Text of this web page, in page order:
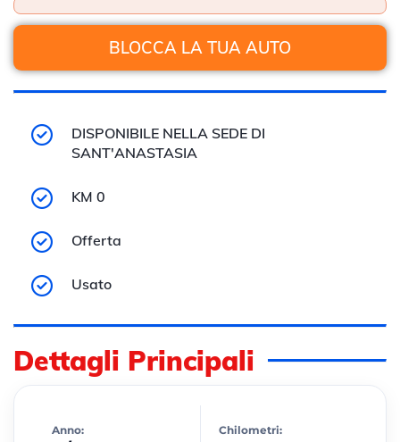
BLOCCA LA TUA AUTO
DISPONIBILE NELLA SEDE DI
SANT'ANASTASIA
KM 0
Offerta
Usato
Dettagli Principali
Anno: Chilometri: